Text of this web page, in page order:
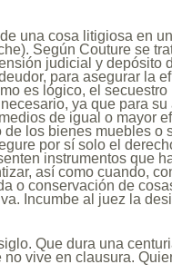
una cosa litigiosa en
Según Couture se
judicial y depósito
para asegurar la
es lógico, el
ya que para
de igual o mayor
los bienes muebles o
por sí solo el
instrumentos que
así como cuando,
o conservación de
Incumbe al juez la
Que dura una
vive en clausura.